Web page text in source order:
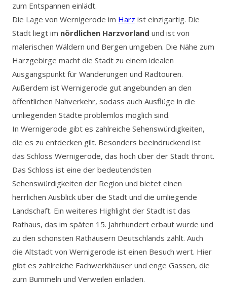
zum Entspannen einlädt.
Die Lage von Wernigerode im Harz ist einzigartig. Die
Stadt liegt im nördlichen Harzvorland und ist von
malerischen Wäldern und Bergen umgeben. Die Nähe zum
Harzgebirge macht die Stadt zu einem idealen
Ausgangspunkt für Wanderungen und Radtouren.
Außerdem ist Wernigerode gut angebunden an den
öffentlichen Nahverkehr, sodass auch Ausflüge in die
umliegenden Städte problemlos möglich sind.
In Wernigerode gibt es zahlreiche Sehenswürdigkeiten,
die es zu entdecken gilt. Besonders beeindruckend ist
das Schloss Wernigerode, das hoch über der Stadt thront.
Das Schloss ist eine der bedeutendsten
Sehenswürdigkeiten der Region und bietet einen
herrlichen Ausblick über die Stadt und die umliegende
Landschaft. Ein weiteres Highlight der Stadt ist das
Rathaus, das im späten 15. Jahrhundert erbaut wurde und
zu den schönsten Rathäusern Deutschlands zählt. Auch
die Altstadt von Wernigerode ist einen Besuch wert. Hier
gibt es zahlreiche Fachwerkhäuser und enge Gassen, die
zum Bummeln und Verweilen einladen.